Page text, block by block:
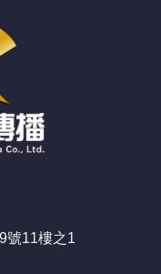
號11樓之1